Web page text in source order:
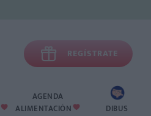
 REGÍSTRATE

AGENDA
ALIMENTACIÓN  DIBUS